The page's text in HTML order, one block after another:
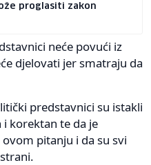
proglasiti zakon
neće povući iz
djelovati jer smatraju da
predstavnici su istakli
korektan te da je
pitanju i da su svi